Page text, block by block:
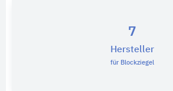
7
Hersteller
für Blockziegel